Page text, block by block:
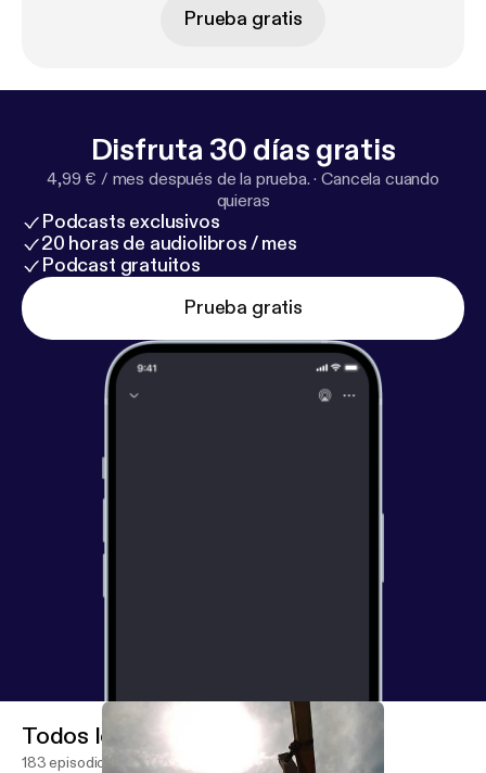
Prueba gratis
Disfruta 30 días gratis
4,99 € / mes después de la prueba. ·Cancela cuando
quieras
Podcasts exclusivos
20 horas de audiolibros / mes
Podcast gratuitos
Prueba gratis
Todos los episodios
183 episodios